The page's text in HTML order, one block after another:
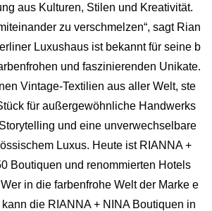
aus Kulturen, Stilen und Kreativität.
zu verschmelzen“, sagt Rian
Luxushaus ist bekannt für seine b
und faszinierenden Unikate.
Vintage-Textilien aus aller Welt, ste
für außergewöhnliche Handwerks
und eine unverwechselbare
Luxus. Heute ist RIANNA +
Boutiquen und renommierten Hotels
in die farbenfrohe Welt der Marke e
die RIANNA + NINA Boutiquen in